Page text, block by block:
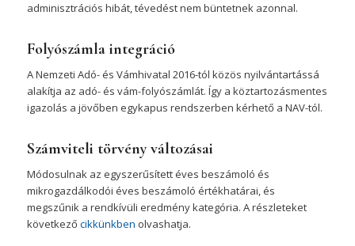
adminisztrációs hibát, tévedést nem büntetnek azonnal.
Folyószámla integráció
A Nemzeti Adó- és Vámhivatal 2016-tól közös nyilvántartássá
alakítja az adó- és vám-folyószámlát. Így a köztartozásmentes
igazolás a jövőben egykapus rendszerben kérhető a NAV-tól.
Számviteli törvény változásai
Módosulnak az egyszerűsített éves beszámoló és
mikrogazdálkodói éves beszámoló értékhatárai, és
megszűnik a rendkívüli eredmény kategória. A részleteket
következő cikkünkben olvashatja.